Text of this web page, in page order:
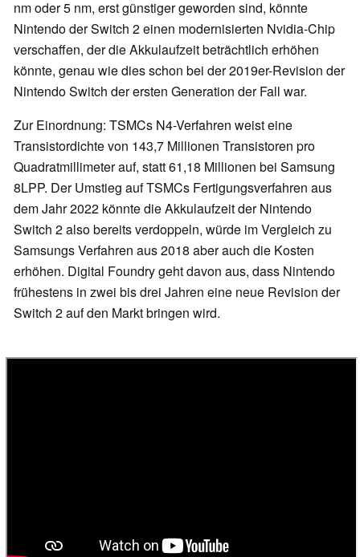
nm oder 5 nm, erst günstiger geworden sind, könnte
Nintendo der Switch 2 einen modernisierten Nvidia-Chip
verschaffen, der die Akkulaufzeit beträchtlich erhöhen
könnte, genau wie dies schon bei der 2019er-Revision der
Nintendo Switch der ersten Generation der Fall war.
Zur Einordnung: TSMCs N4-Verfahren weist eine
Transistordichte von 143,7 Millionen Transistoren pro
Quadratmillimeter auf, statt 61,18 Millionen bei Samsung
8LPP. Der Umstieg auf TSMCs Fertigungsverfahren aus
dem Jahr 2022 könnte die Akkulaufzeit der Nintendo
Switch 2 also bereits verdoppeln, würde im Vergleich zu
Samsungs Verfahren aus 2018 aber auch die Kosten
erhöhen. Digital Foundry geht davon aus, dass Nintendo
frühestens in zwei bis drei Jahren eine neue Revision der
Switch 2 auf den Markt bringen wird.